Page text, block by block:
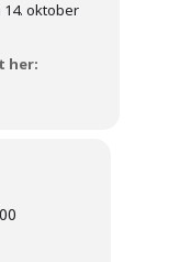
oktober
her: